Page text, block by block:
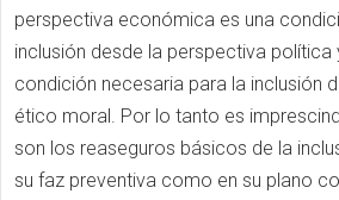
perspectiva económica es una
inclusión desde la perspectiva política
condición necesaria para la inclusión
ético moral. Por lo tanto es
son los reaseguros básicos de la
su faz preventiva como en su plano